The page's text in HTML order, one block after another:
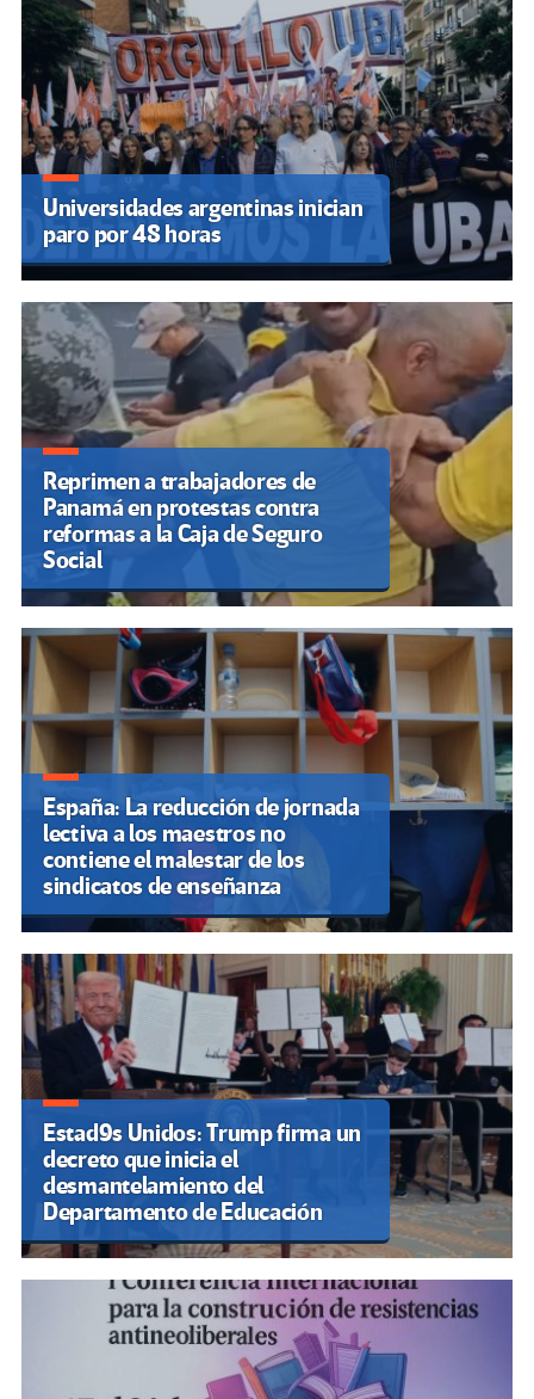
Universidades argentinas inician
paro por 48 horas
Reprimen a trabajadores de
Panamá en protestas contra
reformas a la Caja de Seguro
Social
España: La reducción de jornada
lectiva a los maestros no
contiene el malestar de los
sindicatos de enseñanza
Estad9s Unidos: Trump firma un
decreto que inicia el
desmantelamiento del
Departamento de Educación